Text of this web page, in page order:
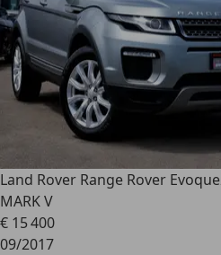
Land Rover Range Rover Evoque
MARK V
€ 15 400
09/2017